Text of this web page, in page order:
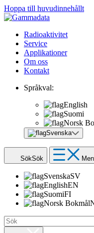
Hoppa till huvudinnehållt
Radioaktivitet
Service
Applikationer
Om oss
Kontakt
Språkval:
English
Suomi
Norsk
Svenska
SökSök
SvenskaSV
EnglishEN
SuomiFI
Norsk Bokmål